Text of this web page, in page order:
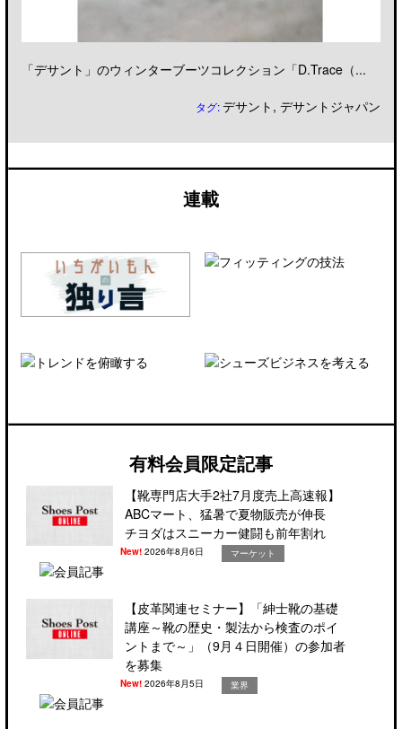
「デサント」のウィンターブーツコレクション「D.Trace（...
タグ:デサント ,デサントジャパン
連載
有料会員限定記事
【靴専門店大手2社7月度売上高速報】
ABCマート、猛暑で夏物販売が伸長
チヨダはスニーカー健闘も前年割れ
New!2026年8月6日 マーケット
【皮革関連セミナー】「紳士靴の基礎
講座～靴の歴史・製法から検査のポイ
ントまで～」（9月４日開催）の参加者
を募集
New!2026年8月5日 業界